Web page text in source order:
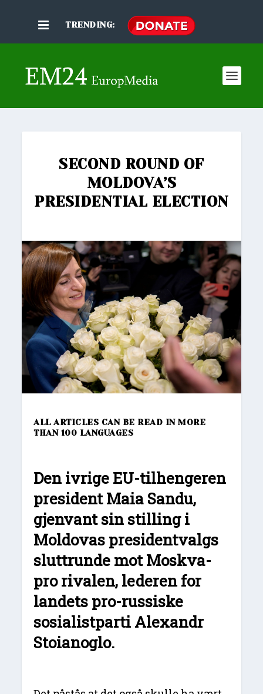
TRENDING:
SECOND ROUND OF
MOLDOVA’S
PRESIDENTIAL ELECTION
ALL ARTICLES CAN BE READ IN MORE
THAN 100 LANGUAGES
Den ivrige EU-tilhengeren
president Maia Sandu,
gjenvant sin stilling i
Moldovas presidentvalgs
sluttrunde mot Moskva-
pro rivalen, lederen for
landets pro-russiske
sosialistparti Alexandr
Stoianoglo.